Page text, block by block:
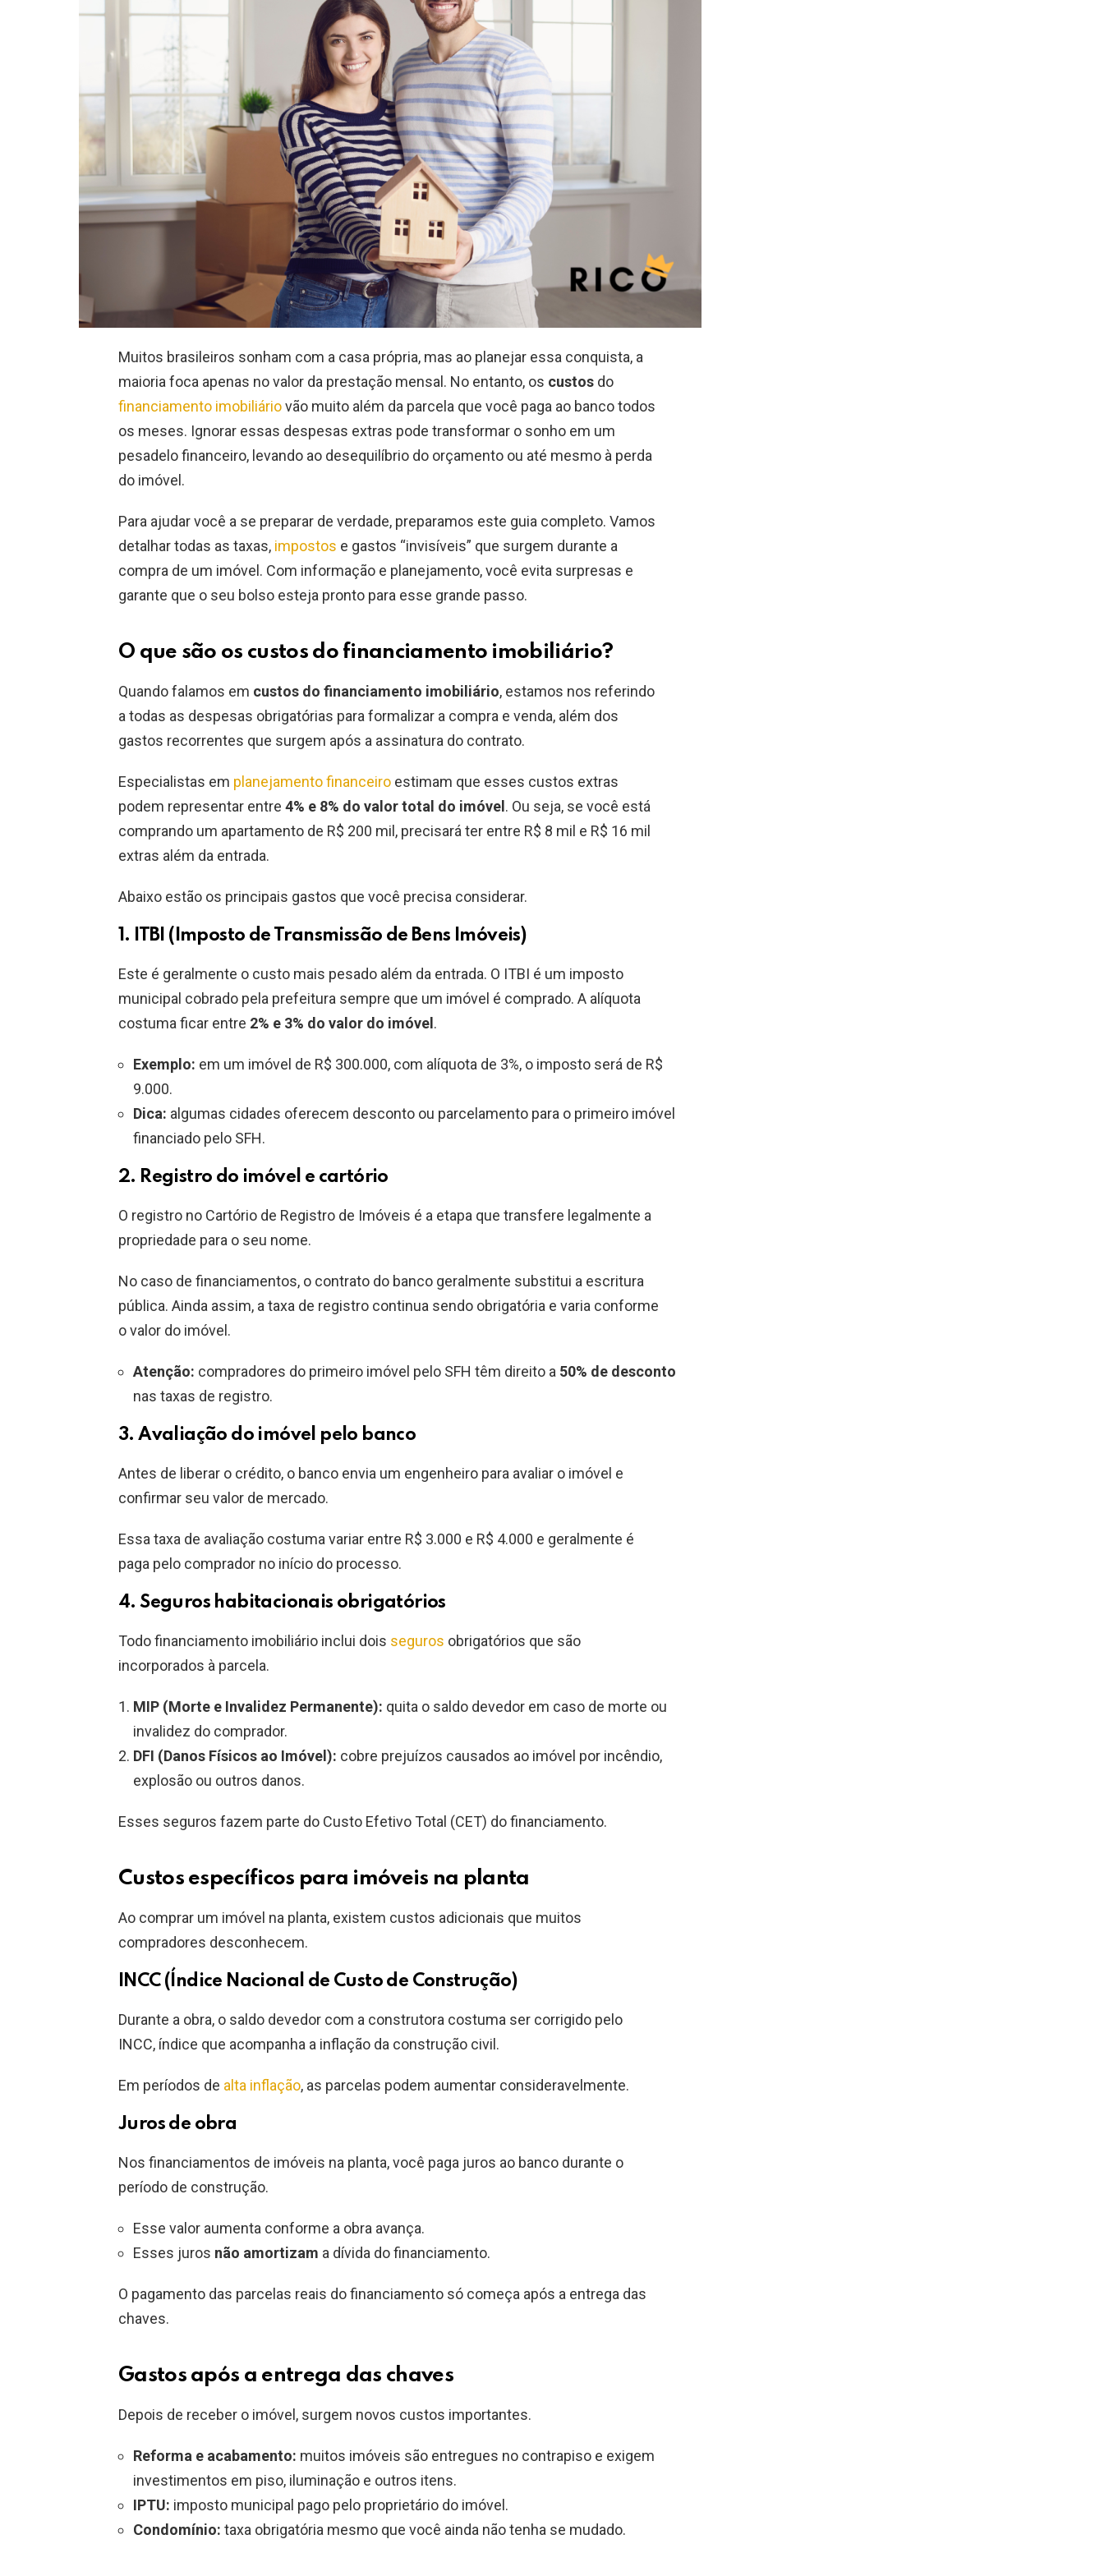
Muitos brasileiros sonham com a casa própria, mas ao planejar essa conquista, a
maioria foca apenas no valor da prestação mensal. No entanto, os custos do
financiamento imobiliáriovão muito além da parcela que você paga ao banco todos
os meses. Ignorar essas despesas extras pode transformar o sonho em um
pesadelo financeiro, levando ao desequilíbrio do orçamento ou até mesmo à perda
do imóvel.
Para ajudar você a se preparar de verdade, preparamos este guia completo. Vamos
detalhar todas as taxas, impostos e gastos “invisíveis” que surgem durante a
compra de um imóvel. Com informação e planejamento, você evita surpresas e
garante que o seu bolso esteja pronto para esse grande passo.
O que são os custos do financiamento imobiliário?
Quando falamos em custos do financiamento imobiliário, estamos nos referindo
a todas as despesas obrigatórias para formalizar a compra e venda, além dos
gastos recorrentes que surgem após a assinatura do contrato.
Especialistas em planejamento financeiro estimam que esses custos extras
podem representar entre 4% e 8% do valor total do imóvel . Ou seja, se você está
comprando um apartamento de R$ 200 mil, precisará ter entre R$ 8 mil e R$ 16 mil
extras além da entrada.
Abaixo estão os principais gastos que você precisa considerar.
1. ITBI (Imposto de Transmissão de Bens Imóveis)
Este é geralmente o custo mais pesado além da entrada. O ITBI é um imposto
municipal cobrado pela prefeitura sempre que um imóvel é comprado. A alíquota
costuma ficar entre 2% e 3% do valor do imóvel .
Exemplo: em um imóvel de R$ 300.000, com alíquota de 3%, o imposto será de R$
9.000.
Dica: algumas cidades oferecem desconto ou parcelamento para o primeiro imóvel
financiado pelo SFH.
2. Registro do imóvel e cartório
O registro no Cartório de Registro de Imóveis é a etapa que transfere legalmente a
propriedade para o seu nome.
No caso de financiamentos, o contrato do banco geralmente substitui a escritura
pública. Ainda assim, a taxa de registro continua sendo obrigatória e varia conforme
o valor do imóvel.
Atenção: compradores do primeiro imóvel pelo SFH têm direito a 50% de desconto
nas taxas de registro.
3. Avaliação do imóvel pelo banco
Antes de liberar o crédito, o banco envia um engenheiro para avaliar o imóvel e
confirmar seu valor de mercado.
Essa taxa de avaliação costuma variar entre R$ 3.000 e R$ 4.000 e geralmente é
paga pelo comprador no início do processo.
4. Seguros habitacionais obrigatórios
Todo financiamento imobiliário inclui dois seguros obrigatórios que são
incorporados à parcela.
MIP (Morte e Invalidez Permanente): quita o saldo devedor em caso de morte ou
invalidez do comprador.
DFI (Danos Físicos ao Imóvel): cobre prejuízos causados ao imóvel por incêndio,
explosão ou outros danos.
Esses seguros fazem parte do Custo Efetivo Total (CET) do financiamento.
Custos específicos para imóveis na planta
Ao comprar um imóvel na planta, existem custos adicionais que muitos
compradores desconhecem.
INCC (Índice Nacional de Custo de Construção)
Durante a obra, o saldo devedor com a construtora costuma ser corrigido pelo
INCC, índice que acompanha a inflação da construção civil.
Em períodos de alta inflação, as parcelas podem aumentar consideravelmente.
Juros de obra
Nos financiamentos de imóveis na planta, você paga juros ao banco durante o
período de construção.
Esse valor aumenta conforme a obra avança.
Esses juros não amortizam a dívida do financiamento.
O pagamento das parcelas reais do financiamento só começa após a entrega das
chaves.
Gastos após a entrega das chaves
Depois de receber o imóvel, surgem novos custos importantes.
Reforma e acabamento: muitos imóveis são entregues no contrapiso e exigem
investimentos em piso, iluminação e outros itens.
IPTU: imposto municipal pago pelo proprietário do imóvel.
Condomínio: taxa obrigatória mesmo que você ainda não tenha se mudado.